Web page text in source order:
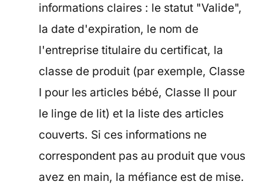
informations claires : le statut "Valide",
la date d'expiration, le nom de
l'entreprise titulaire du certificat, la
classe de produit (par exemple, Classe
I pour les articles bébé, Classe II pour
le linge de lit) et la liste des articles
couverts. Si ces informations ne
correspondent pas au produit que vous
avez en main, la méfiance est de mise.